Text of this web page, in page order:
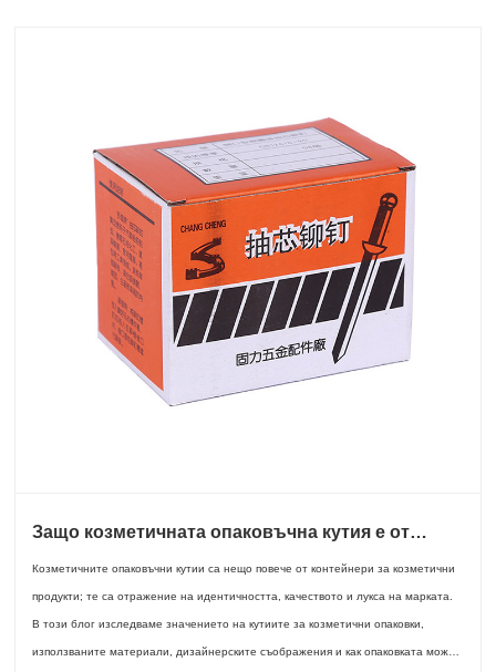
Защо козметичната опаковъчна кутия е от
марка
Козметичните опаковъчни кутии са нещо повече от контейнери за козметични
продукти; те са отражение на идентичността, качеството и лукса на марката.
В този блог изследваме значението на кутиите за козметични опаковки,
използваните материали, дизайнерските съображения и как опаковката може